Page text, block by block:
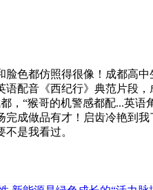
都仿照得很像！成都高中
配音《西纪行》典范片段
，“猴哥的机警感都配...英
成做品有才！启齿冷艳到
是我看过。